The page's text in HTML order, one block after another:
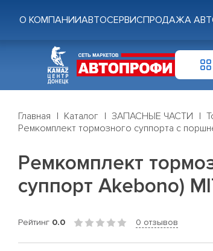
О КОМПАНИИАВТОСЕРВИСПРОДАЖА
Главная Каталог ЗАПАСНЫЕ ЧАСТИ
Ремкомплект тормозного суппорта с
Ремкомплект
суппорт Akebono)
Рейтинг 0.0 0 отзывов